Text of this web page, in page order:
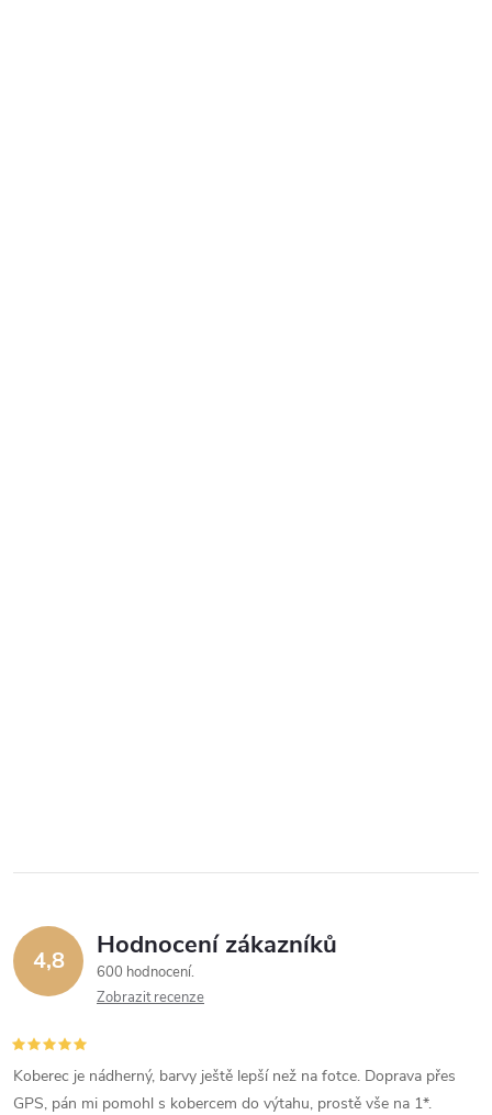
4,8 Hodnocení zákazníků
600 hodnocení
Zobrazit recenze
Koberec je nádherný, barvy ještě lepší než na fotce. Doprava přes
GPS, pán mi pomohl s kobercem do výtahu, prostě vše na 1*.